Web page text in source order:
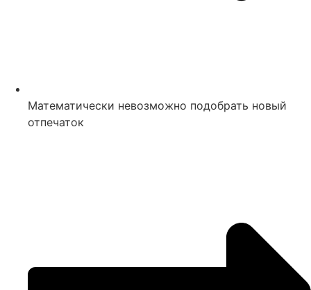
Математически невозможно подобрать новый
отпечаток